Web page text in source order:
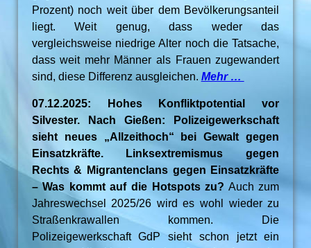
Prozent) noch weit über dem Bevölkerungsanteil
liegt. Weit genug, dass weder das
vergleichsweise niedrige Alter noch die Tatsache,
dass weit mehr Männer als Frauen zugewandert
sind, diese Differenz ausgleichen. Mehr …
07.12.2025: Hohes Konfliktpotential vor
Silvester. Nach Gießen: Polizeigewerkschaft
sieht neues „Allzeithoch“ bei Gewalt gegen
Einsatzkräfte. Linksextremismus gegen
Rechts & Migrantenclans gegen Einsatzkräfte
– Was kommt auf die Hotspots zu? Auch zum
Jahreswechsel 2025/26 wird es wohl wieder zu
Straßenkrawallen kommen. Die
Polizeigewerkschaft GdP sieht schon jetzt ein